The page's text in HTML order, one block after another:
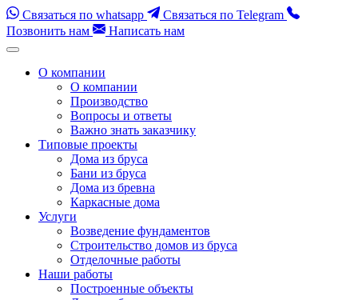
Связаться по whatsapp
Связаться по Telegram
Позвонить нам
Написать нам
Перейти
содержимому
(нажмите
О компании
О компании
Производство
Вопросы и ответы
Важно знать заказчику
Типовые проекты
Дома из бруса
Бани из бруса
Дома из бревна
Каркасные дома
Услуги
Возведение фундаментов
Строительство домов из бруса
Отделочные работы
Наши работы
Построенные объекты